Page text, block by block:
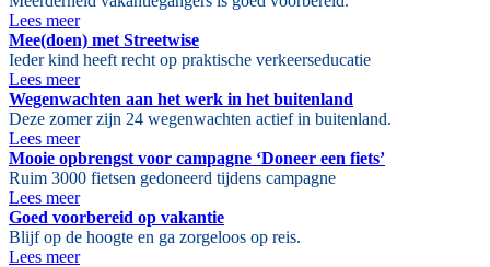
Lees meer
Mee(doen) met Streetwise
Ieder kind heeft recht op praktische verkeerseducatie
Lees meer
Wegenwachten aan het werk in het buitenland
Deze zomer zijn 24 wegenwachten actief in buitenland.
Lees meer
Mooie opbrengst voor campagne ‘Doneer een fiets’
Ruim 3000 fietsen gedoneerd tijdens campagne
Lees meer
Goed voorbereid op vakantie
Blijf op de hoogte en ga zorgeloos op reis.
Lees meer